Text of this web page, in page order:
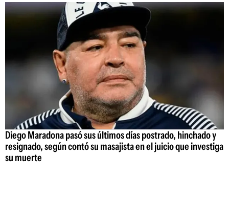
Diego Maradona pasó sus últimos días postrado, hinchado y
resignado, según contó su masajista en el juicio que investiga
su muerte